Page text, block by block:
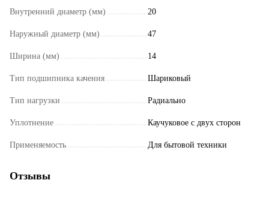
Внутренний диаметр (мм) 20
Наружный диаметр (мм) 47
Ширина (мм) 14
Тип подшипника качения Шариковый
Тип нагрузки Радиально
Уплотнение Каучуковое с двух сторон
Применяемость Для бытовой техники
Отзывы